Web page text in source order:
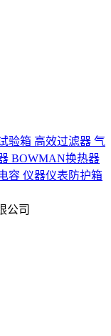
验箱 高效过滤器 气
BOWMAN换热器
容 仪器仪表防护箱
公司